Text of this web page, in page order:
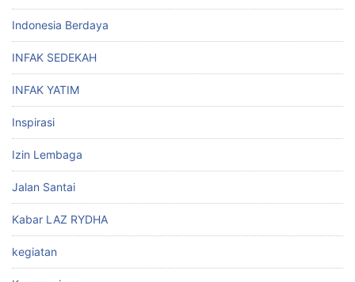
Indonesia Berdaya
INFAK SEDEKAH
INFAK YATIM
Inspirasi
Izin Lembaga
Jalan Santai
Kabar LAZ RYDHA
kegiatan